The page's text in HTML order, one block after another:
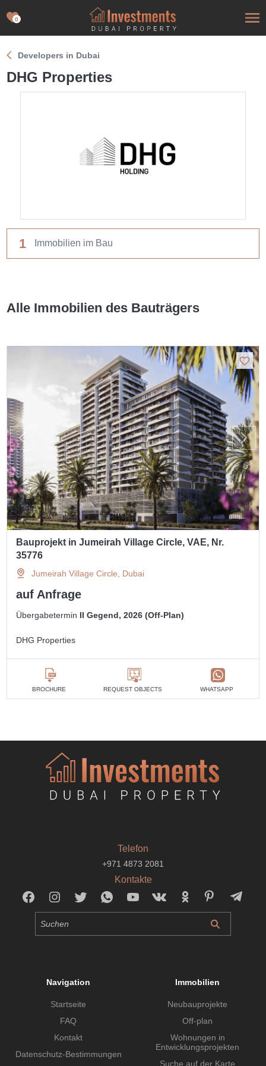
0
Developers in Dubai
DHG Properties
1 Immobilien im Bau
Alle Immobilien des Bauträgers
Bauprojekt in Jumeirah Village Circle, VAE, Nr.
35776
Jumeirah Village Circle, Dubai
auf Anfrage
Übergabetermin II Gegend, 2026 (Off-Plan)
DHG Properties
BROCHURE REQUEST OBJECTS WHATSAPP
Telefon
+971 4873 2081
Kontakte
Navigation
Startseite
FAQ
Kontakt
Datenschutz-Bestimmungen
Immobilien
Neubauprojekte
Off-plan
Wohnungen in
Entwicklungsprojekten
Suche auf der Karte